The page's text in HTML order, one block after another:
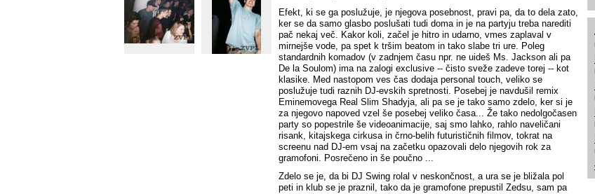
Efekt, ki se ga poslužuje, je njegova posebnost, pravi pa, da to dela zato,
ker se da samo glasbo poslušati tudi doma in je na partyju treba narediti
pač nekaj več. Kakor koli, začel je hitro in udarno, vmes zaplaval v
mirnejše vode, pa spet k tršim beatom in tako slabe tri ure. Poleg
standardnih komadov (v zadnjem času npr. ne uideš Ms. Jackson ali pa
De la Soulom) ima na zalogi exclusive -- čisto sveže zadeve torej -- kot
klasike. Med nastopom ves čas dodaja personal touch, veliko se
poslužuje tudi raznih DJ-evskih spretnosti. Posebej je navdušil remix
Eminemovega Real Slim Shadyja, ali pa se je tako samo zdelo, ker si je
za njegovo napoved vzel še posebej veliko časa... Že tako nedolgočasen
party so popestrile še videoanimacije, saj smo lahko, rahlo naveličani
risank, kitajskega cirkusa in črno-belih futurističnih filmov, tokrat na
screenu nad DJ-em vsaj na začetku opazovali delo njegovih rok za
gramofoni. Posrečeno in še poučno ...
Zdelo se je, da bi DJ Swing rolal v neskončnost, a ura se je bližala pol
peti in klub se je praznil, tako da je gramofone prepustil Zedsu, sam pa